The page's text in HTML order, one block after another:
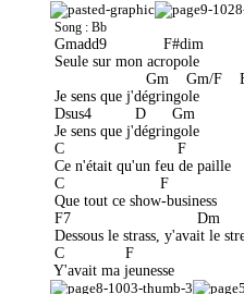
Song : Bb
Gmadd9             F#dim
Seule sur mon acropole
Gm    Gm/F
Je sens que j'dégringole
Dsus4          D      Gm
Je sens que j'dégringole
C                          F
Ce n'était qu'un feu de paille
C                      F
Que tout ce show-business
F7                             Dm
Dessous le strass, y'avait le
C              F
Y'avait ma jeunesse